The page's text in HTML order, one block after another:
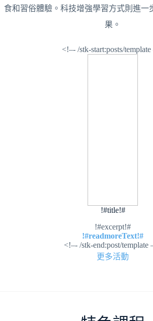
食和習俗體驗。科技增強學習方式則進一
果。
<!–- /stk-start:posts/
!#title!#
!#excerpt!#
!#readmoreText!#
<!–- /stk-end:post/template
更多活動